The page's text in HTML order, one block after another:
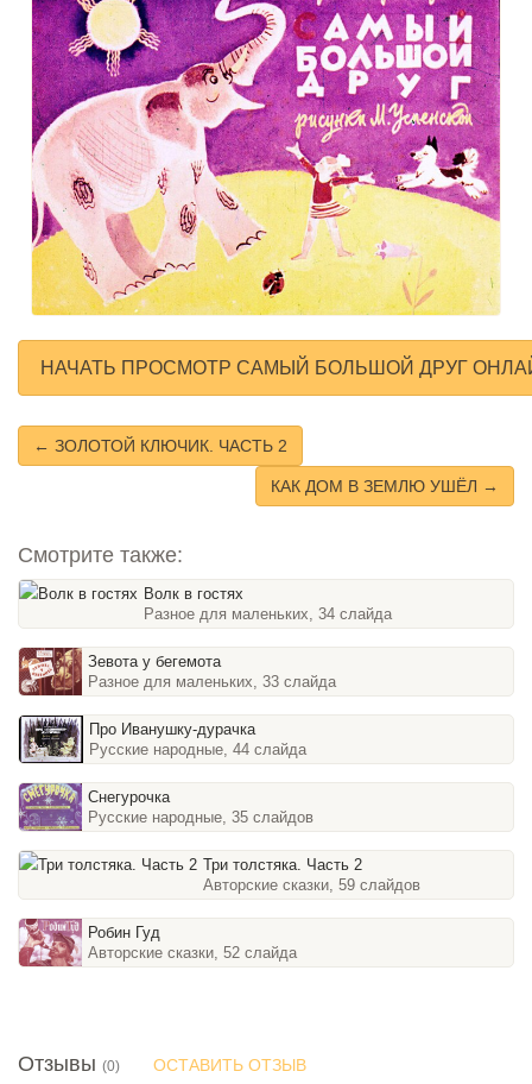
НАЧАТЬ ПРОСМОТР САМЫЙ БОЛЬШОЙ ДРУГ
← ЗОЛОТОЙ КЛЮЧИК. ЧАСТЬ 2
КАК ДОМ В ЗЕМЛЮ УШЁЛ →
Смотрите также:
Волк в гостях
Разное для маленьких, 34 слайда
Зевота у бегемота
Разное для маленьких, 33 слайда
Про Иванушку-дурачка
Русские народные, 44 слайда
Снегурочка
Русские народные, 35 слайдов
Три толстяка. Часть 2
Авторские сказки, 59 слайдов
Робин Гуд
Авторские сказки, 52 слайда
Отзывы (0) ОСТАВИТЬ ОТЗЫВ